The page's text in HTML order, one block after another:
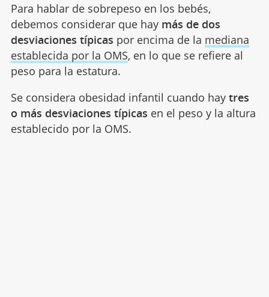
Para hablar de sobrepeso en los bebés,
debemos considerar que hay más de dos
desviaciones típicas por encima de la mediana
establecida por la OMS, en lo que se refiere al
peso para la estatura.
Se considera obesidad infantil cuando hay tres
o más desviaciones típicas en el peso y la altura
establecido por la OMS.